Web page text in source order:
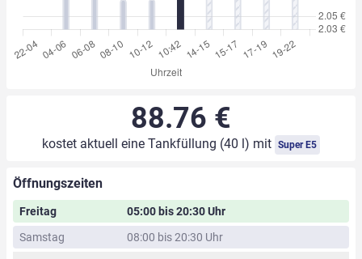
88.76 €
kostet aktuell eine Tankfüllung (40 l) mit Super E5
Öffnungszeiten
Freitag
05:00 bis 20:30 Uhr
Samstag
08:00 bis 20:30 Uhr